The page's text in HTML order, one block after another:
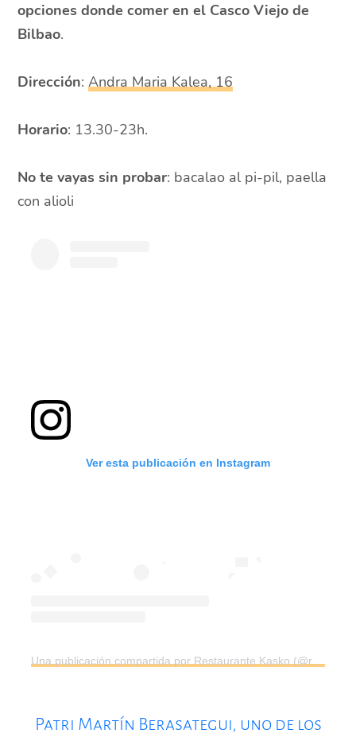
opciones donde comer en el Casco Viejo de
Bilbao.
Dirección:Andra Maria Kalea, 16
Horario: 13.30-23h.
No te vayas sin probar: bacalao al pi-pil, paella
con alioli
Ver esta publicación en Instagram
Patri Martín Berasategui, uno de los